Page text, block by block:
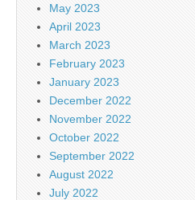
May 2023
April 2023
March 2023
February 2023
January 2023
December 2022
November 2022
October 2022
September 2022
August 2022
July 2022